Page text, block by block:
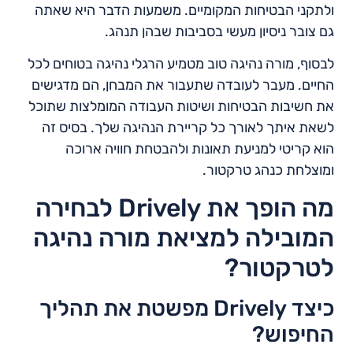
ולתקני הבטיחות המקומיים. משמעות הדבר היא שאתה
גם צובר ניסיון מעשי בסביבות שבהן תנהג.
לבסוף, מורה נהיגה טוב מטמיע הרגלי נהיגה בטוחים לכל
החיים. מעבר לעובדה שתעבור את המבחן, הם מדגישים
את חשיבות הבטיחות ושיטות העבודה המומלצות שתוכל
לשאת איתך לאורך כל קריירת הנהיגה שלך. בסיס זה
הוא קריטי למניעת תאונות ולהבטחת חוויה ארוכה
ומוצלחת כנהג טרקטור.
מה הופך את Drively לבחירה
המובילה למציאת מורה נהיגה
לטרקטור?
כיצד Drively מפשטת את תהליך
החיפוש?